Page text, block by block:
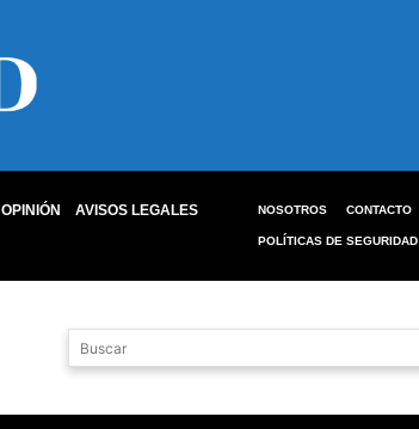
OPINIÓN
AVISOS LEGALES
NOSOTROS CONTACTO
POLÍTICAS DE SEGURIDAD